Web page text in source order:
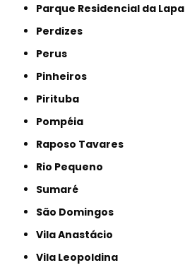
Parque Residencial da Lapa
Perdizes
Perus
Pinheiros
Pirituba
Pompéia
Raposo Tavares
Rio Pequeno
Sumaré
São Domingos
Vila Anastácio
Vila Leopoldina